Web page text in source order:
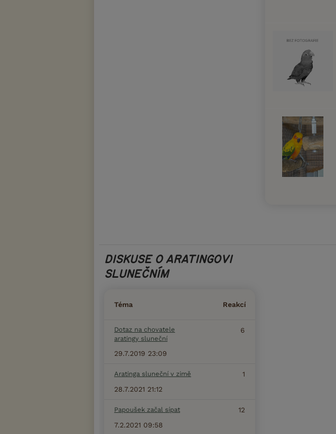
DISKUSE O ARATINGOVI
SLUNEČNÍM
Téma Reakcí
Dotaz na chovatele
aratingy sluneční
6
29.7.2019 23:09
Aratinga sluneční v zimě
1
28.7.2021 21:12
Papoušek začal sípat
12
7.2.2021 09:58